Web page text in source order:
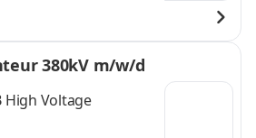
380kV m/w/d
High Voltage